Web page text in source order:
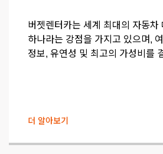
버젯렌터카는 세계 최대의 자동차
하나라는 강점을 가지고 있으며,
정보, 유연성 및 최고의 가성비를
더 알아보기